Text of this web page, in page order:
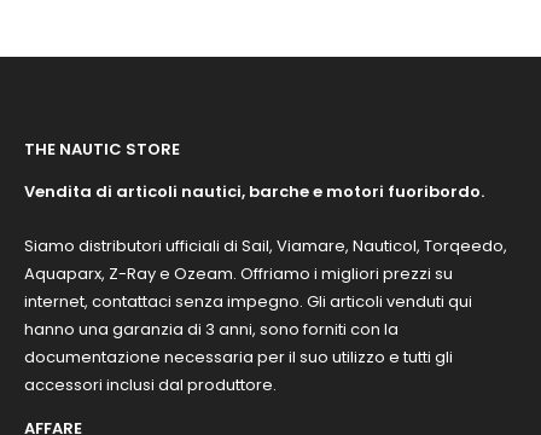
THE NAUTIC STORE
Vendita di articoli nautici, barche e motori fuoribordo.
Siamo distributori ufficiali di Sail, Viamare, Nauticol, Torqeedo,
Aquaparx, Z-Ray e Ozeam. Offriamo i migliori prezzi su
internet, contattaci senza impegno. Gli articoli venduti qui
hanno una garanzia di 3 anni, sono forniti con la
documentazione necessaria per il suo utilizzo e tutti gli
accessori inclusi dal produttore.
AFFARE